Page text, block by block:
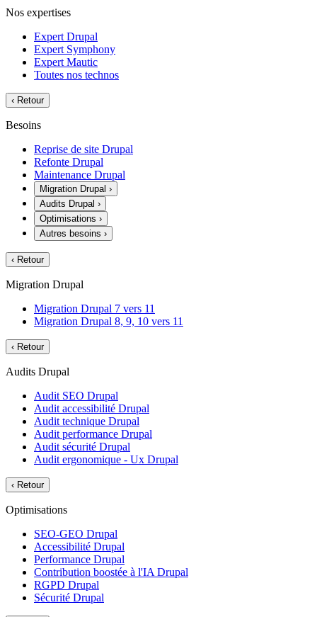
Nos expertises
Expert Drupal
Expert Symphony
Expert Mautic
Toutes nos technos
‹ Retour
Besoins
Reprise de site Drupal
Refonte Drupal
Maintenance Drupal
Migration Drupal ›
Audits Drupal ›
Optimisations ›
Autres besoins ›
‹ Retour
Migration Drupal
Migration Drupal 7 vers 11
Migration Drupal 8, 9, 10 vers 11
‹ Retour
Audits Drupal
Audit SEO Drupal
Audit accessibilité Drupal
Audit technique Drupal
Audit performance Drupal
Audit sécurité Drupal
Audit ergonomique - Ux Drupal
‹ Retour
Optimisations
SEO-GEO Drupal
Accessibilité Drupal
Performance Drupal
Contribution boostée à l'IA Drupal
RGPD Drupal
Sécurité Drupal